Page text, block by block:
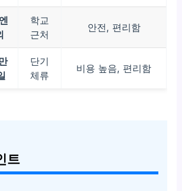
학교
근처
안전, 편리함
단기
체류
비용 높음, 편리함
트